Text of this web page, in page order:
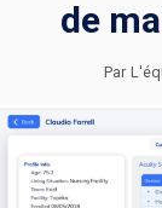
de
Par